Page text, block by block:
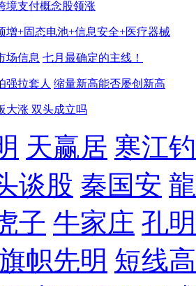
境支付概念股领涨
增+固态电池+信息安全+医疗器械
场信息 七月最确定的主线！
强拉套人 缩量新高能否屡创新高
大涨 双头成立吗
天赢居 寒江
谈股 秦国安
子 牛家庄 孔
帜先明 短线